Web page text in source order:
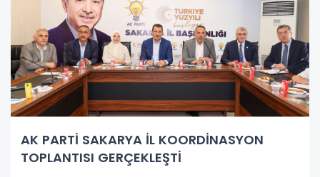
AK PARTİ SAKARYA İL KOORDİNASYON
TOPLANTISI GERÇEKLEŞTİ